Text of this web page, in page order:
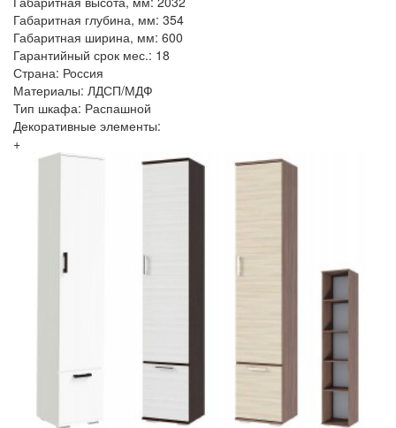
Габаритная глубина, мм: 354
Габаритная ширина, мм: 600
Гарантийный срок мес.: 18
Страна: Россия
Материалы: ЛДСП/МДФ
Тип шкафа: Распашной
Декоративные элементы:
+